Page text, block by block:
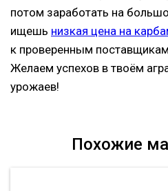
потом заработать на
ищешь низкая цена на
к проверенным
Желаем успехов в твоём
урожаев!
Похожие